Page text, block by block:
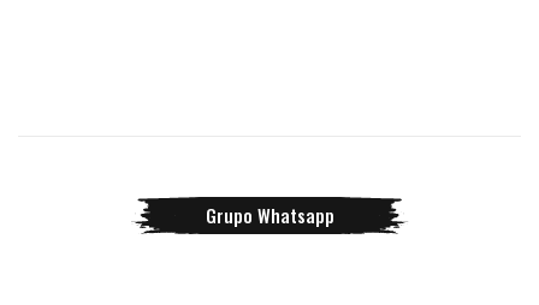
Grupo Whatsapp